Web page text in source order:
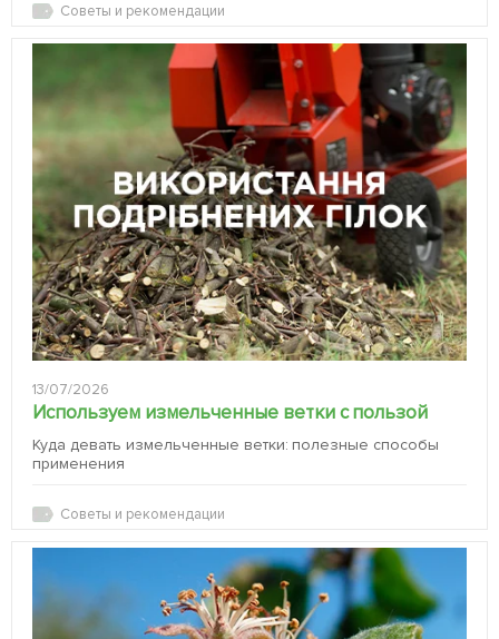
Советы и рекомендации
13/07/2026
Используем измельченные ветки с пользой
Куда девать измельченные ветки: полезные способы
применения
Советы и рекомендации